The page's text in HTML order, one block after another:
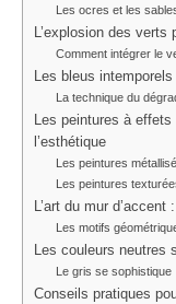
Les ocres et les
L’explosion des
Comment intégrer le
Les bleus
La technique du
Les peintures à
l’esthétique
Les peintures
Les peintures
L’art du mur
Les motifs
Les couleurs neutres
Le gris se sophistique
Conseils pratiques